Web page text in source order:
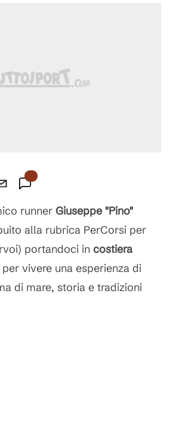
runner Giuseppe "Pino"
alla rubrica PerCorsi per
portandoci in costiera
per vivere una esperienza di
di mare, storia e tradizioni